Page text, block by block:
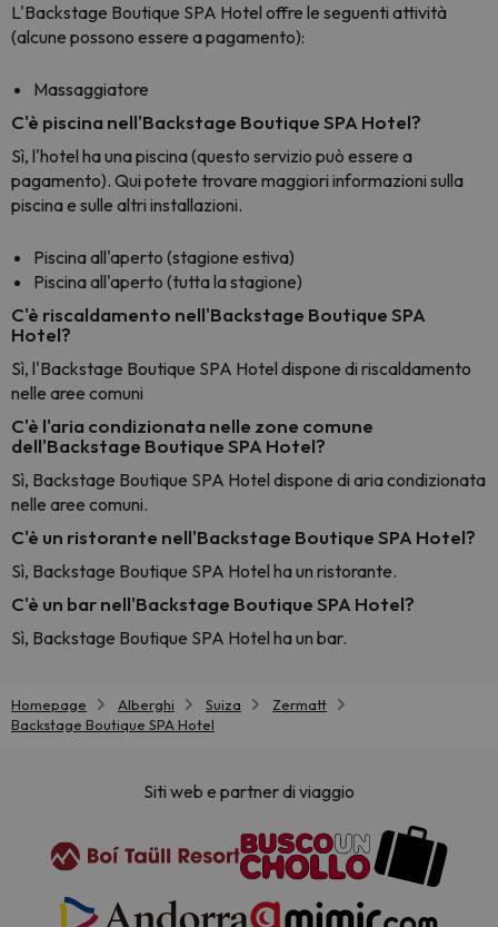
L'Backstage Boutique SPA Hotel offre le seguenti attività
(alcune possono essere a pagamento):
Massaggiatore
C'è piscina nell'Backstage Boutique SPA Hotel?
Sì, l'hotel ha una piscina (questo servizio può essere a
pagamento). Qui potete trovare maggiori informazioni sulla
piscina e sulle altri installazioni.
Piscina all'aperto (stagione estiva)
Piscina all'aperto (tutta la stagione)
C'è riscaldamento nell'Backstage Boutique SPA
Hotel?
Sì, l'Backstage Boutique SPA Hotel dispone di riscaldamento
nelle aree comuni
C'è l'aria condizionata nelle zone comune
dell'Backstage Boutique SPA Hotel?
Sì, Backstage Boutique SPA Hotel dispone di aria condizionata
nelle aree comuni.
C'è un ristorante nell'Backstage Boutique SPA Hotel?
Sì, Backstage Boutique SPA Hotel ha un ristorante.
C'è un bar nell'Backstage Boutique SPA Hotel?
Sì, Backstage Boutique SPA Hotel ha un bar.
Homepage Alberghi Suiza
Zermatt
Backstage Boutique SPA Hotel
Siti web e partner di viaggio